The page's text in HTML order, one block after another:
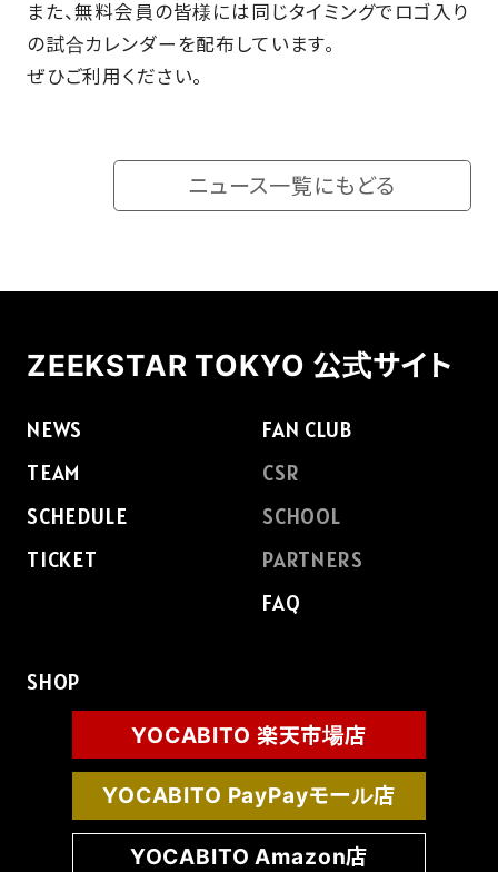
スクール体験・入会希望
また、無料会員の皆様には同じタイミングでロゴ入り
の試合カレンダーを配布しています。
ぜひご利用ください。
ニュース一覧にもどる
ZEEKSTAR TOKYO 公式サイト
NEWS
TEAM
SCHEDULE
TICKET
FAN CLUB
CSR
SCHOOL
PARTNERS
FAQ
SHOP
YOCABITO 楽天市場店
YOCABITO PayPayモール店
YOCABITO Amazon店